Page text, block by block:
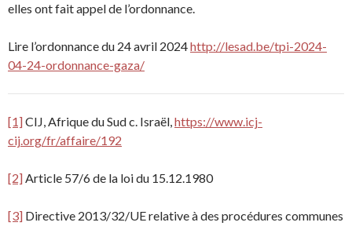
elles ont fait appel de l’ordonnance.
Lire l’ordonnance du 24 avril 2024http://lesad.be/tpi-2024-
04-24-ordonnance-gaza/
[1]CIJ, Afrique du Sud c. Israël,https://www.icj-
cij.org/fr/affaire/192
[2]Article 57/6 de la loi du 15.12.1980
[3] Directive 2013/32/UE relative à des procédures communes